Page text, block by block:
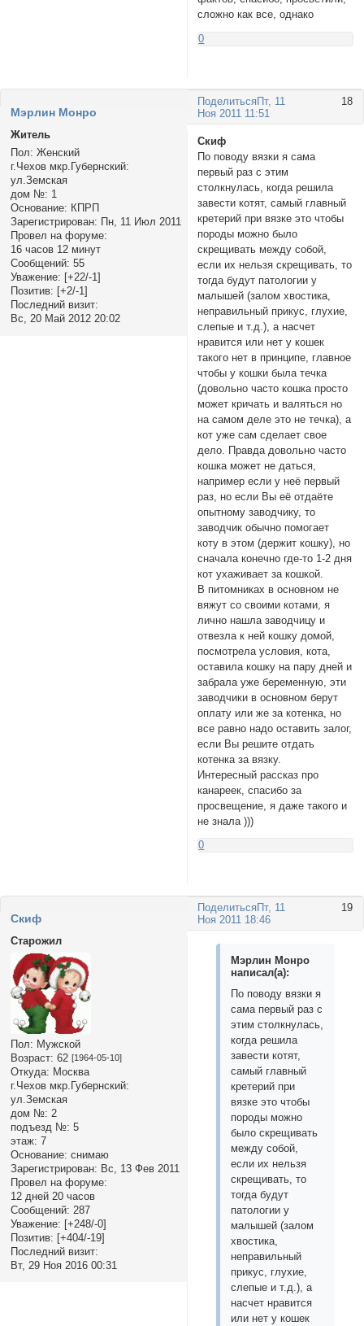
сложно как все, однако
0
Поделиться 18
Пт, 11
Ноя 2011 11:51
Мэрлин Монро
Житель
Пол: Женский
г.Чехов мкр.Губернский:
ул.Земская
дом №: 1
Основание: КПРП
Зарегистрирован: Пн, 11 Июл 2011
Провел на форуме:
16 часов 12 минут
Сообщений: 55
Уважение: [+22/-1]
Позитив: [+2/-1]
Последний визит:
Вс, 20 Май 2012 20:02
Скиф
По поводу вязки я сама
первый раз с этим
столкнулась, когда решила
завести котят, самый главный
кретерий при вязке это чтобы
породы можно было
скрещивать между собой,
если их нельзя скрещивать, то
тогда будут патологии у
малышей (залом хвостика,
неправильный прикус, глухие,
слепые и т.д.), а насчет
нравится или нет у кошек
такого нет в принципе, главное
чтобы у кошки была течка
(довольно часто кошка просто
может кричать и валяться но
на самом деле это не течка), а
кот уже сам сделает свое
дело. Правда довольно часто
кошка может не даться,
например если у неё первый
раз, но если Вы её отдаёте
опытному заводчику, то
заводчик обычно помогает
коту в этом (держит кошку), но
сначала конечно где-то 1-2 дня
кот ухаживает за кошкой.
В питомниках в основном не
вяжут со своими котами, я
лично нашла заводчицу и
отвезла к ней кошку домой,
посмотрела условия, кота,
оставила кошку на пару дней и
забрала уже беременную, эти
заводчики в основном берут
оплату или же за котенка, но
все равно надо оставить залог,
если Вы решите отдать
котенка за вязку.
Интересный рассказ про
канареек, спасибо за
просвещение, я даже такого и
не знала )))
0
Поделиться 19
Пт, 11
Ноя 2011 18:46
Cкиф
Старожил
Пол: Мужской
Возраст: 62 [1964-05-10]
Откуда: Москва
г.Чехов мкр.Губернский:
ул.Земская
дом №: 2
подъезд №: 5
этаж: 7
Основание: снимаю
Зарегистрирован: Вс, 13 Фев 2011
Провел на форуме:
12 дней 20 часов
Сообщений: 287
Уважение: [+248/-0]
Позитив: [+404/-19]
Последний визит:
Вт, 29 Ноя 2016 00:31
Мэрлин Монро
написал(а):
По поводу вязки я
сама первый раз с
этим столкнулась,
когда решила
завести котят,
самый главный
кретерий при
вязке это чтобы
породы можно
было скрещивать
между собой,
если их нельзя
скрещивать, то
тогда будут
патологии у
малышей (залом
хвостика,
неправильный
прикус, глухие,
слепые и т.д.), а
насчет нравится
или нет у кошек